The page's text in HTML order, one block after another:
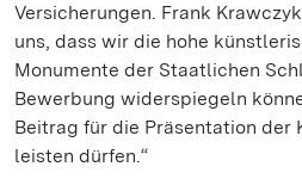
Versicherungen. Frank
uns, dass wir die hohe
Monumente der Staatlichen
Bewerbung widerspiegeln
Beitrag für die Präsentation der
leisten dürfen.“